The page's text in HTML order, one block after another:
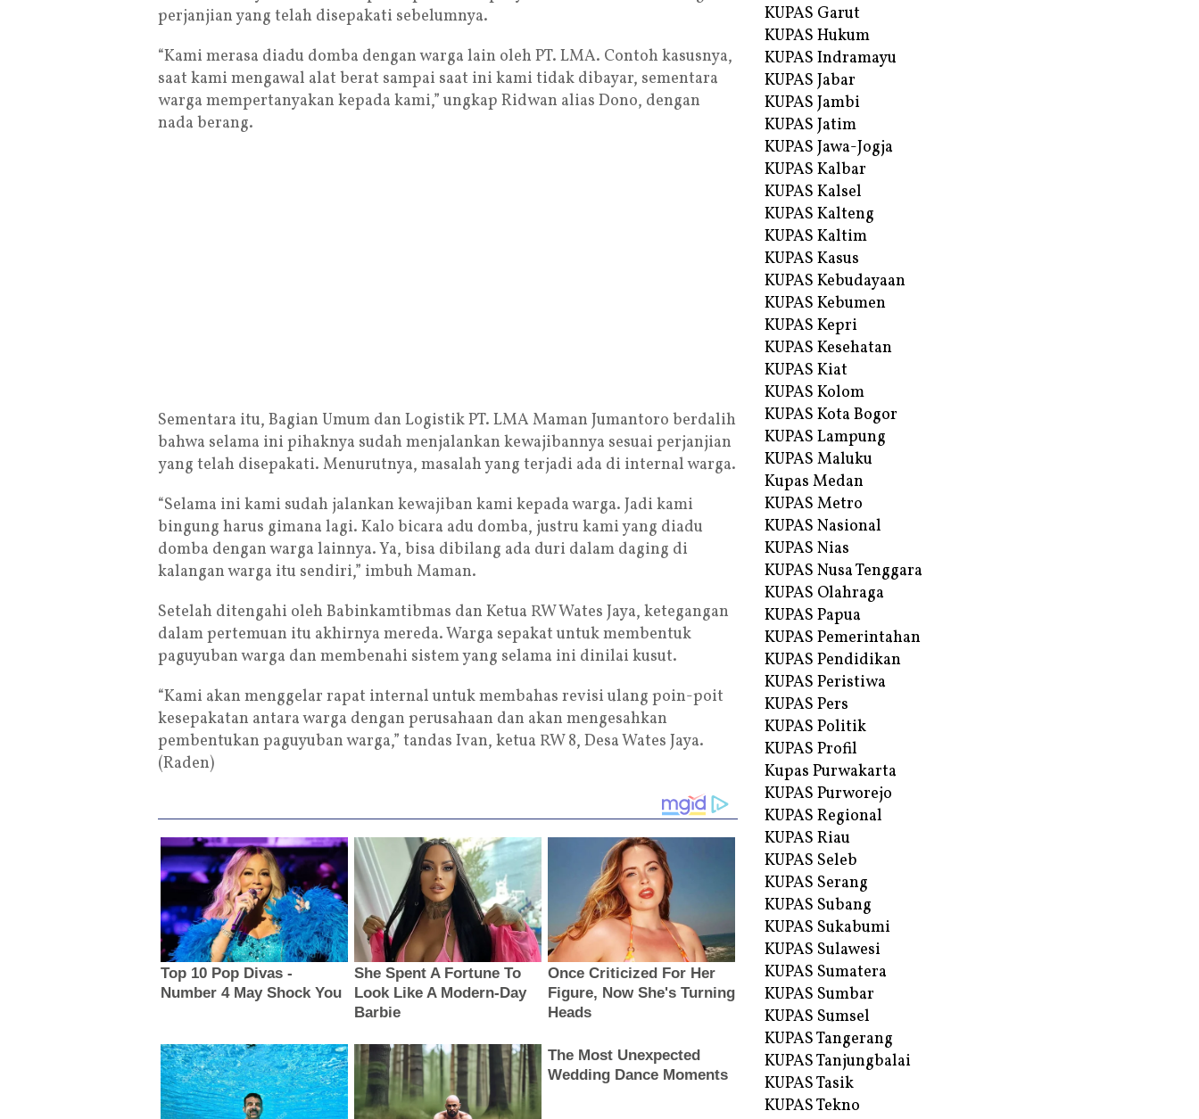
perjanjian yang telah disepakati sebelumnya.
“Kami merasa diadu domba dengan warga lain oleh PT. LMA. Contoh kasusnya,
saat kami mengawal alat berat sampai saat ini kami tidak dibayar, sementara
warga mempertanyakan kepada kami,” ungkap Ridwan alias Dono, dengan
nada berang.
Sementara itu, Bagian Umum dan Logistik PT. LMA Maman Jumantoro berdalih
bahwa selama ini pihaknya sudah menjalankan kewajibannya sesuai perjanjian
yang telah disepakati. Menurutnya, masalah yang terjadi ada di internal warga.
“Selama ini kami sudah jalankan kewajiban kami kepada warga. Jadi kami
bingung harus gimana lagi. Kalo bicara adu domba, justru kami yang diadu
domba dengan warga lainnya. Ya, bisa dibilang ada duri dalam daging di
kalangan warga itu sendiri,” imbuh Maman.
Setelah ditengahi oleh Babinkamtibmas dan Ketua RW Wates Jaya, ketegangan
dalam pertemuan itu akhirnya mereda. Warga sepakat untuk membentuk
paguyuban warga dan membenahi sistem yang selama ini dinilai kusut.
“Kami akan menggelar rapat internal untuk membahas revisi ulang poin-poit
kesepakatan antara warga dengan perusahaan dan akan mengesahkan
pembentukan paguyuban warga,” tandas Ivan, ketua RW 8, Desa Wates Jaya.
(Raden)
KUPAS Garut
KUPAS Hukum
KUPAS Indramayu
KUPAS Jabar
KUPAS Jambi
KUPAS Jatim
KUPAS Jawa-Jogja
KUPAS Kalbar
KUPAS Kalsel
KUPAS Kalteng
KUPAS Kaltim
KUPAS Kasus
KUPAS Kebudayaan
KUPAS Kebumen
KUPAS Kepri
KUPAS Kesehatan
KUPAS Kiat
KUPAS Kolom
KUPAS Kota Bogor
KUPAS Lampung
KUPAS Maluku
Kupas Medan
KUPAS Metro
KUPAS Nasional
KUPAS Nias
KUPAS Nusa Tenggara
KUPAS Olahraga
KUPAS Papua
KUPAS Pemerintahan
KUPAS Pendidikan
KUPAS Peristiwa
KUPAS Pers
KUPAS Politik
KUPAS Profil
Kupas Purwakarta
KUPAS Purworejo
KUPAS Regional
KUPAS Riau
KUPAS Seleb
KUPAS Serang
KUPAS Subang
KUPAS Sukabumi
KUPAS Sulawesi
KUPAS Sumatera
KUPAS Sumbar
KUPAS Sumsel
KUPAS Tangerang
KUPAS Tanjungbalai
KUPAS Tasik
KUPAS Tekno